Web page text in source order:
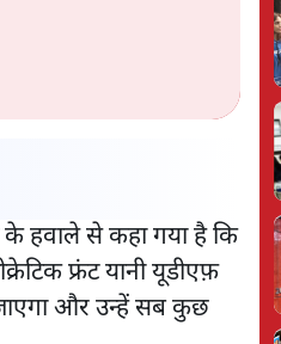
के हवाले से कहा गया है कि
फ्रंट यानी यूडीएफ़
और उन्हें सब कुछ